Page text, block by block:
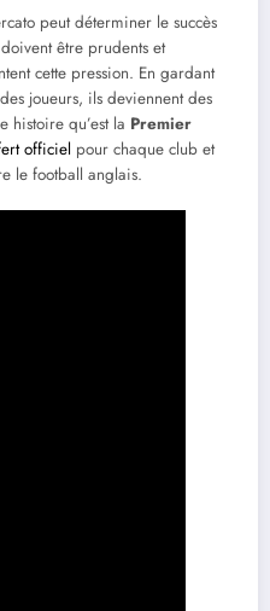
peut déterminer le succès
doivent être prudents et
cette pression. En gardant
joueurs, ils deviennent des
histoire qu’est la Premier
officiel pour chaque club et
le football anglais.